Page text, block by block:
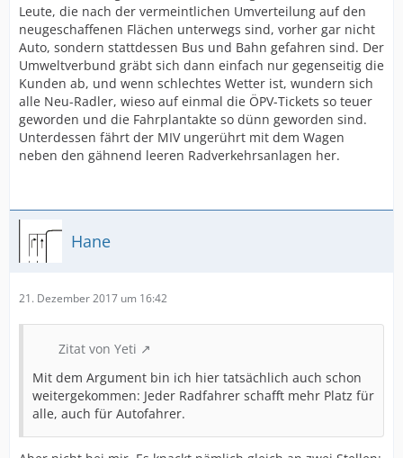
Leute, die nach der vermeintlichen Umverteilung auf den
neugeschaffenen Flächen unterwegs sind, vorher gar nicht
Auto, sondern stattdessen Bus und Bahn gefahren sind. Der
Umweltverbund gräbt sich dann einfach nur gegenseitig die
Kunden ab, und wenn schlechtes Wetter ist, wundern sich
alle Neu-Radler, wieso auf einmal die ÖPV-Tickets so teuer
geworden und die Fahrplantakte so dünn geworden sind.
Unterdessen fährt der MIV ungerührt mit dem Wagen
neben den gähnend leeren Radverkehrsanlagen her.
Hane
21. Dezember 2017 um 16:42
Zitat von Yeti
Mit dem Argument bin ich hier tatsächlich auch schon
weitergekommen: Jeder Radfahrer schafft mehr Platz für
alle, auch für Autofahrer.